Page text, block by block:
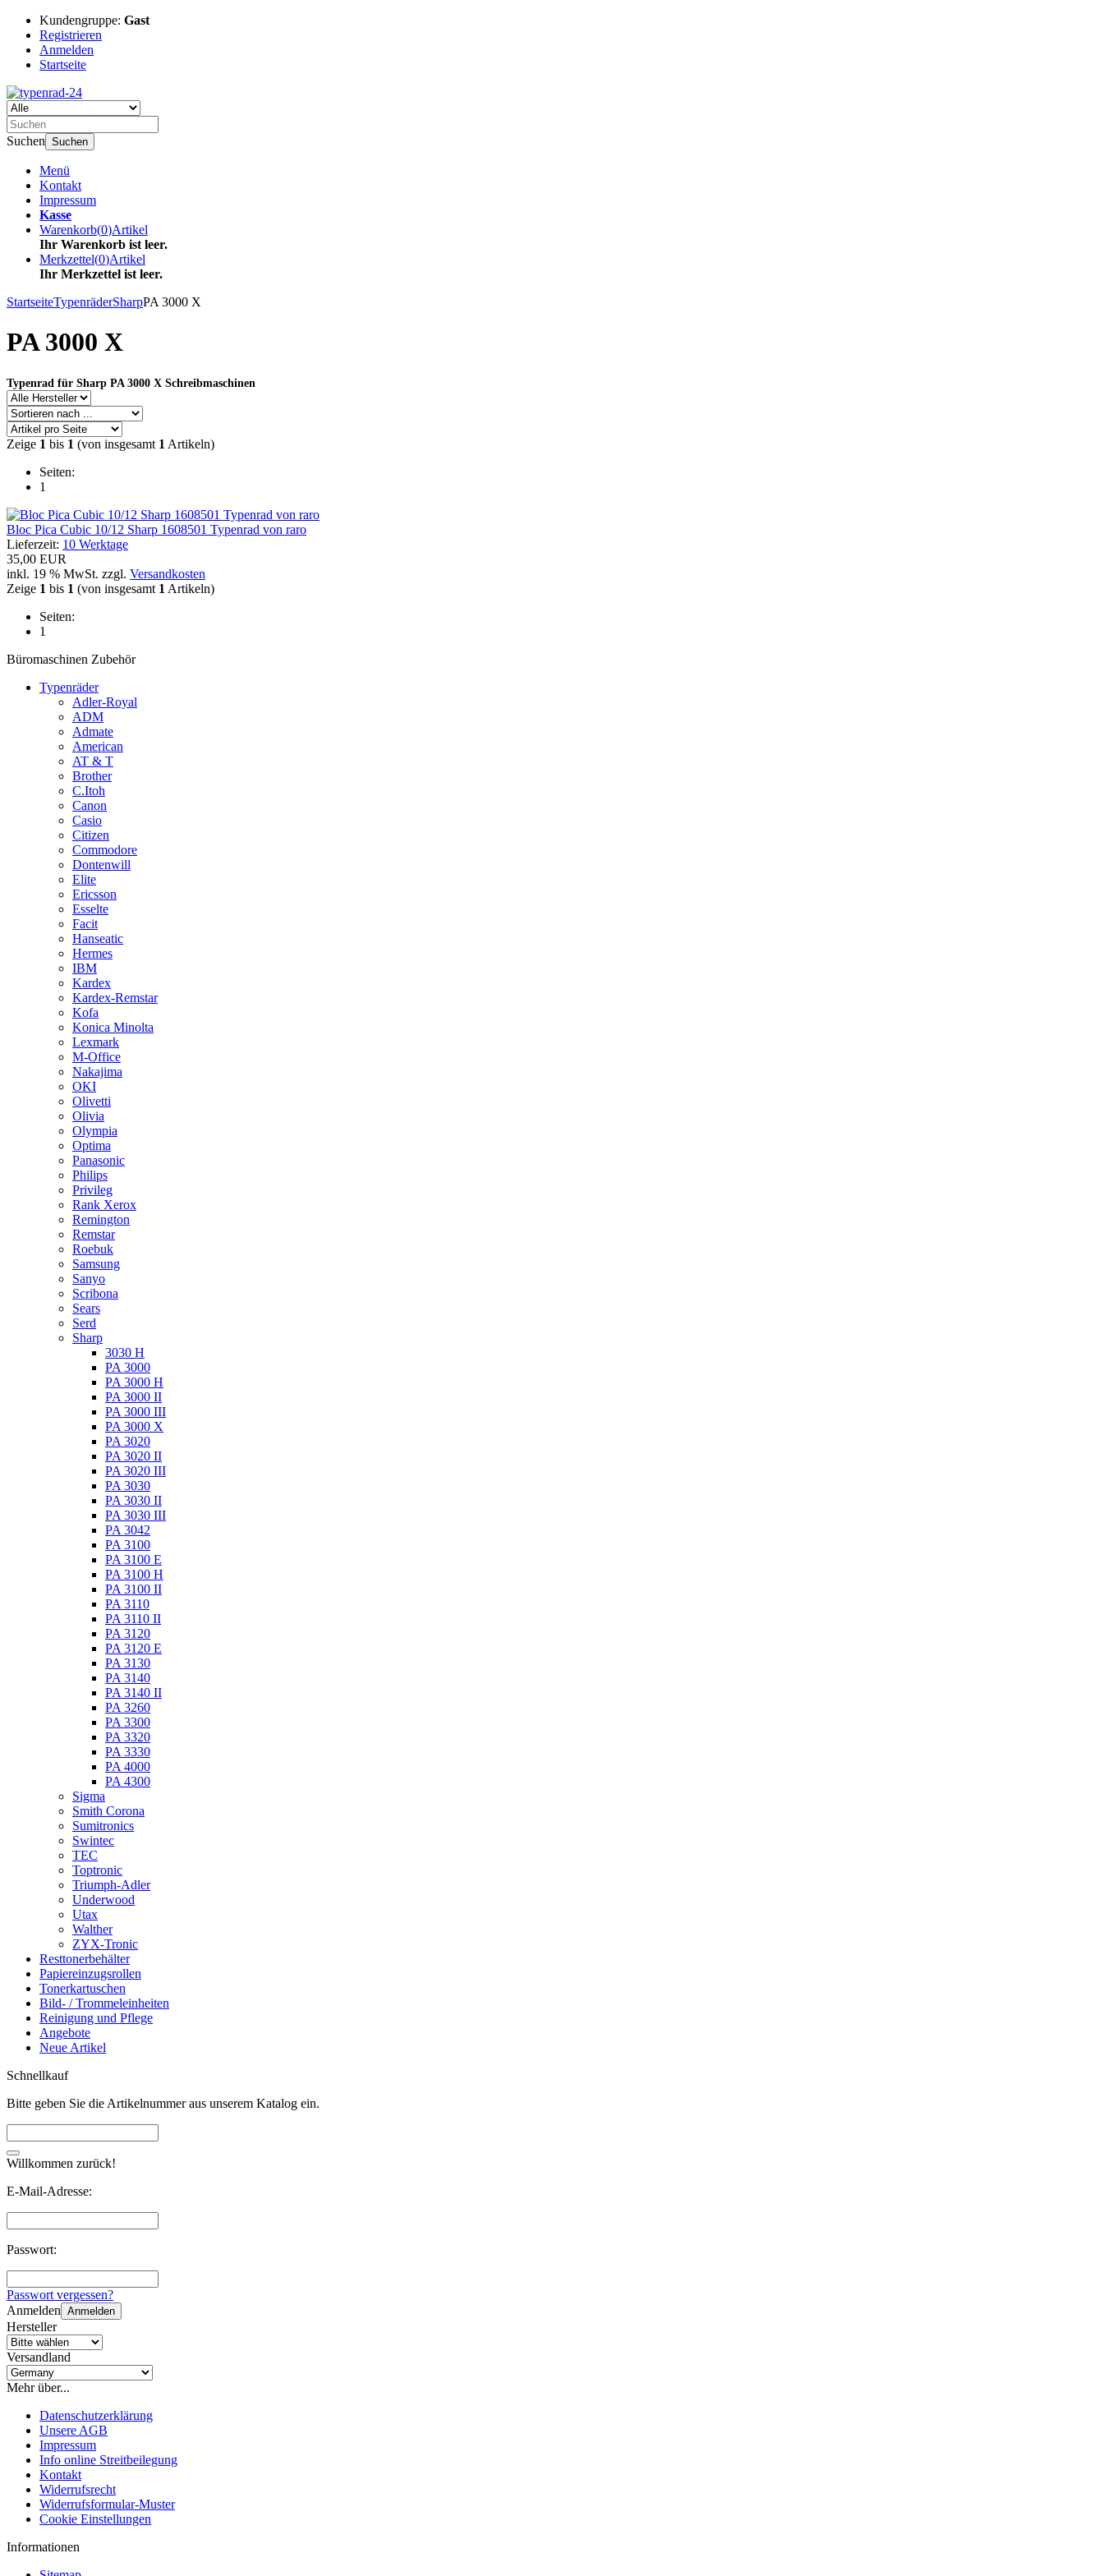
Kundengruppe: Gast
Registrieren
Anmelden
Startseite
Suchen Suchen
Menü
Kontakt
Impressum
Kasse
Warenkorb(0)Artikel
Ihr Warenkorb ist leer.
Merkzettel(0)Artikel
Ihr Merkzettel ist leer.
StartseiteTypenräderSharpPA 3000 X
PA 3000 X
Typenrad für Sharp PA 3000 X Schreibmaschinen
Zeige 1 bis 1 (von insgesamt 1 Artikeln)
Seiten:
1
Bloc Pica Cubic 10/12 Sharp 1608501 Typenrad von raro
Lieferzeit: 10 Werktage
35,00 EUR
inkl. 19 % MwSt. zzgl. Versandkosten
Zeige 1 bis 1 (von insgesamt 1 Artikeln)
Seiten:
1
Büromaschinen Zubehör
Typenräder
Adler-Royal
ADM
Admate
American
AT & T
Brother
C.Itoh
Canon
Casio
Citizen
Commodore
Dontenwill
Elite
Ericsson
Esselte
Facit
Hanseatic
Hermes
IBM
Kardex
Kardex-Remstar
Kofa
Konica Minolta
Lexmark
M-Office
Nakajima
OKI
Olivetti
Olivia
Olympia
Optima
Panasonic
Philips
Privileg
Rank Xerox
Remington
Remstar
Roebuk
Samsung
Sanyo
Scribona
Sears
Serd
Sharp
3030 H
PA 3000
PA 3000 H
PA 3000 II
PA 3000 III
PA 3000 X
PA 3020
PA 3020 II
PA 3020 III
PA 3030
PA 3030 II
PA 3030 III
PA 3042
PA 3100
PA 3100 E
PA 3100 H
PA 3100 II
PA 3110
PA 3110 II
PA 3120
PA 3120 E
PA 3130
PA 3140
PA 3140 II
PA 3260
PA 3300
PA 3320
PA 3330
PA 4000
PA 4300
Sigma
Smith Corona
Sumitronics
Swintec
TEC
Toptronic
Triumph-Adler
Underwood
Utax
Walther
ZYX-Tronic
Resttonerbehälter
Papiereinzugsrollen
Tonerkartuschen
Bild- / Trommeleinheiten
Reinigung und Pflege
Angebote
Neue Artikel
Schnellkauf
Bitte geben Sie die Artikelnummer aus unserem Katalog ein.
Willkommen zurück!
E-Mail-Adresse:
Passwort:
Passwort vergessen?
Anmelden Anmelden
Hersteller
Versandland
Mehr über...
Datenschutzerklärung
Unsere AGB
Impressum
Info online Streitbeilegung
Kontakt
Widerrufsrecht
Widerrufsformular-Muster
Cookie Einstellungen
Informationen